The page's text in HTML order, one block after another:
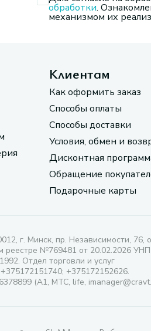
обработки.
механизмом их
Клиентам
Как оформить заказ
Способы оплаты
Способы доставки
Условия, обмен и
Дисконтная
Обращение
Подарочные карты
г. Минск, пр. Независимости, 76,
реестре №769481 от 20.02.2026 УНП
Отдел торговли и услуг
+375172152626.
(А1, МТС, life,